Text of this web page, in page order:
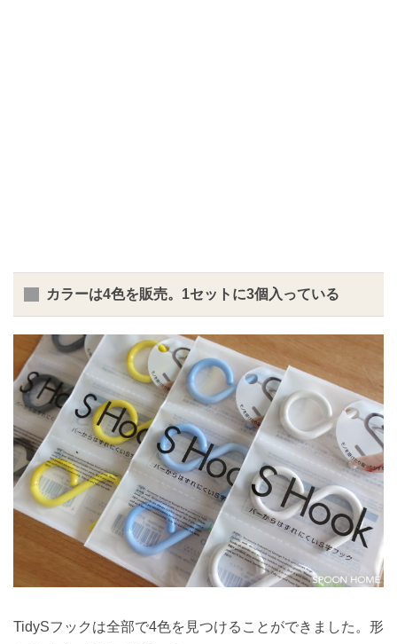
カラーは4色を販売。1セットに3個入っている
TidySフックは全部で4色を見つけることができました。形